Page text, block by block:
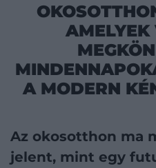
A MODERN
Az okosotthon ma
jelent, mint egy